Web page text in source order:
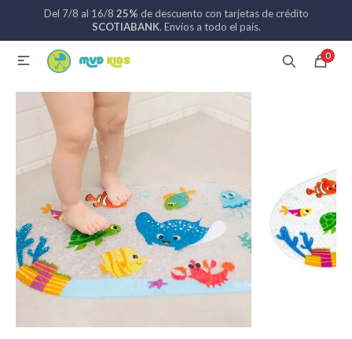
Del 7/8 al 16/8 25% de descuento con tarjetas de crédito
SCOTIABANK. Envíos a todo el país.
0

MI CUENTA
Catálogo Nuevos ingresos
Coches de bebé
Sillas de auto
Lactancia
Baño